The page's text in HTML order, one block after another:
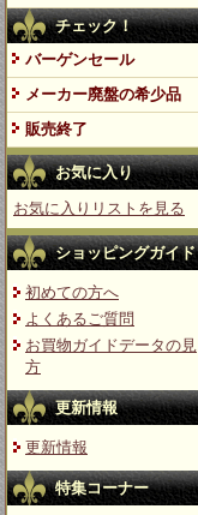
チェック！
バーゲンセール
メーカー廃盤の希少品
販売終了
お気に入り
お気に入りリストを見る
ショッピングガイド
初めての方へ
よくあるご質問
お買物ガイドデータの見
方
更新情報
更新情報
特集コーナー